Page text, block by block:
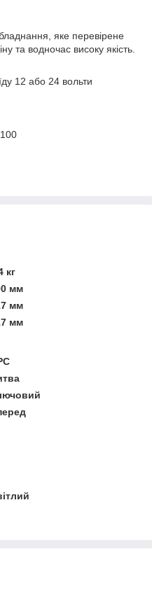
яке перевірене
та водночас високу якість.
12 або 24 вольти
кг
мм
мм
мм